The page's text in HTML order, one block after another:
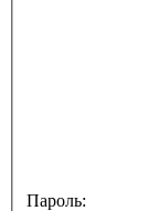
Пароль: